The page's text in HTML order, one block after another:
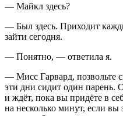
— Майкл здесь?
— Был здесь. Приходит
зайти сегодня.
— Понятно, — ответила я.
— Мисс Гарвард, позвольте
эти дни сидит один парень.
и ждёт, пока вы придёте в
на несколько минут, если вы